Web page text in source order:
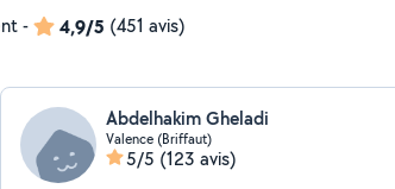
- 4,9/5 (451 avis)
Abdelhakim Gheladi
Valence (Briffaut)
5/5 (123 avis)